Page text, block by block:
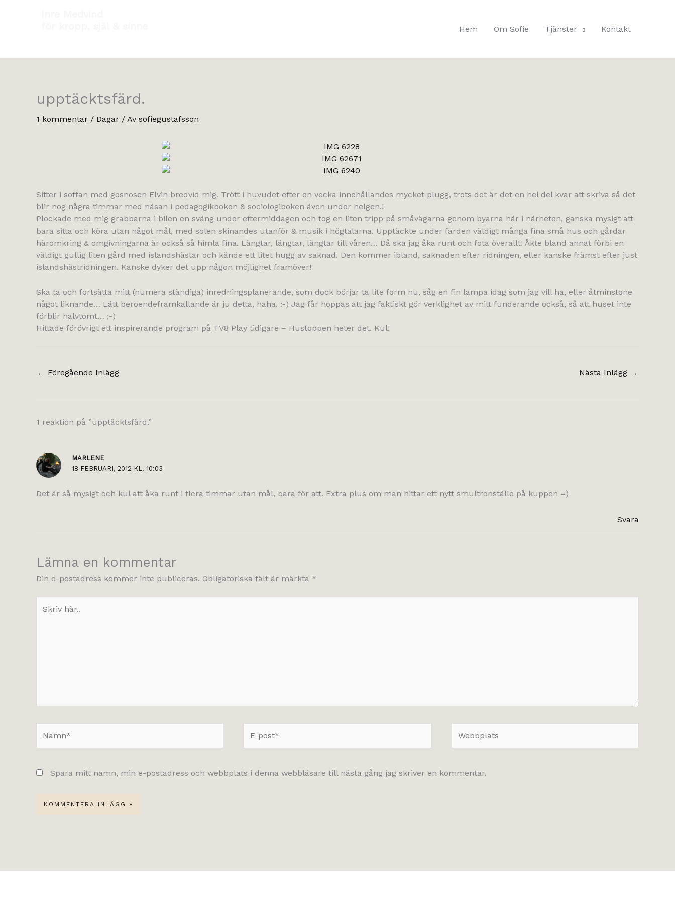
Hem Om Sofie Tjänster Kontakt
upptäcktsfärd.
1 kommentar / Dagar / Av sofiegustafsson
Sitter i soffan med gosnosen Elvin bredvid mig. Trött i huvudet efter en vecka innehållandes mycket plugg, trots det är det en hel del kvar att skriva så det
blir nog några timmar med näsan i pedagogikboken & sociologiboken även under helgen.!
Plockade med mig grabbarna i bilen en sväng under eftermiddagen och tog en liten tripp på småvägarna genom byarna här i närheten, ganska mysigt att
bara sitta och köra utan något mål, med solen skinandes utanför & musik i högtalarna. Upptäckte under färden väldigt många fina små hus och gårdar
häromkring & omgivningarna är också så himla fina. Längtar, längtar, längtar till våren… Då ska jag åka runt och fota överallt! Åkte bland annat förbi en
väldigt gullig liten gård med islandshästar och kände ett litet hugg av saknad. Den kommer ibland, saknaden efter ridningen, eller kanske främst efter just
islandshästridningen. Kanske dyker det upp någon möjlighet framöver!
Ska ta och fortsätta mitt (numera ständiga) inredningsplanerande, som dock börjar ta lite form nu, såg en fin lampa idag som jag vill ha, eller åtminstone
något liknande… Lätt beroendeframkallande är ju detta, haha. :-) Jag får hoppas att jag faktiskt gör verklighet av mitt funderande också, så att huset inte
förblir halvtomt… ;-)
Hittade förövrigt ett inspirerande program på TV8 Play tidigare – Hustoppen heter det. Kul!
← Föregående Inlägg Nästa Inlägg →
1 reaktion på ”upptäcktsfärd.”
MARLENE
18 FEBRUARI, 2012 KL. 10:03
Det är så mysigt och kul att åka runt i flera timmar utan mål, bara för att. Extra plus om man hittar ett nytt smultronställe på kuppen =)
Svara
Lämna en kommentar
Din e-postadress kommer inte publiceras. Obligatoriska fält är märkta *
här..
post*
Spara mitt namn, min e-postadress och webbplats i denna webbläsare till nästa gång jag skriver en kommentar.